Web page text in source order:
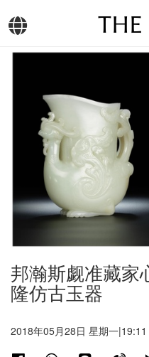
THE
邦瀚斯觑准藏
隆仿古玉器
2018年05月28日 星期一|19:11